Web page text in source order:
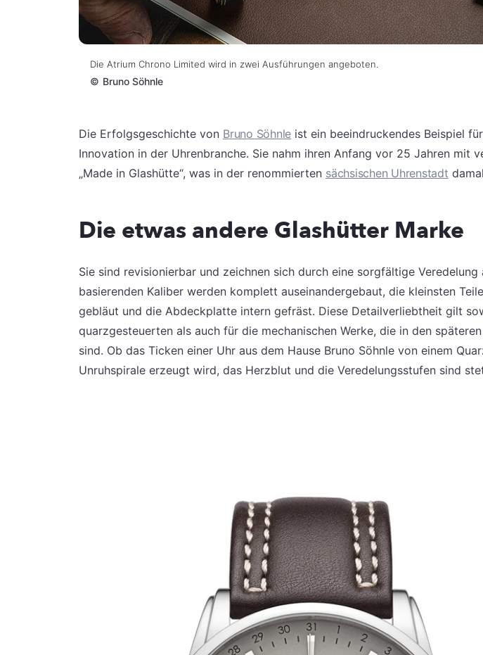
Die Atrium Chrono Limited wird in zwei Ausführungen angeboten.
© Bruno Söhnle
Die Erfolgsgeschichte von Bruno Söhnle ist ein beeindruckendes Beispiel
Innovation in der Uhrenbranche. Sie nahm ihren Anfang vor 25 Jahren mit
„Made in Glashütte“, was in der renommierten sächsischen Uhrenstadt
Die etwas andere Glashütter Marke
Sie sind revisionierbar und zeichnen sich durch eine sorgfältige Veredelung
basierenden Kaliber werden komplett auseinandergebaut, die kleinsten
gebläut und die Abdeckplatte intern gefräst. Diese Detailverliebtheit gilt
quarzgesteuerten als auch für die mechanischen Werke, die in den
sind. Ob das Ticken einer Uhr aus dem Hause Bruno Söhnle von einem
Unruhspirale erzeugt wird, das Herzblut und die Veredelungsstufen sind